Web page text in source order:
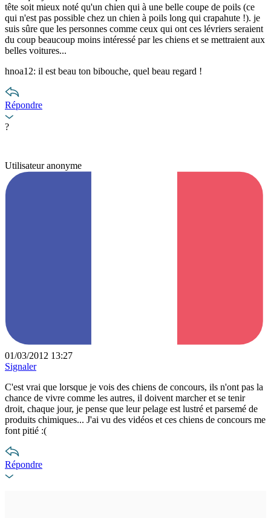
tête soit mieux noté qu'un chien qui à une belle coupe de poils (ce
qui n'est pas possible chez un chien à poils long qui crapahute !). je
suis sûre que les personnes comme ceux qui ont ces lévriers seraient
du coup beaucoup moins intéressé par les chiens et se mettraient aux
belles voitures...
hnoa12: il est beau ton bibouche, quel beau regard !
Répondre
?
Utilisateur anonyme
01/03/2012 13:27
Signaler
C'est vrai que lorsque je vois des chiens de concours, ils n'ont pas la
chance de vivre comme les autres, il doivent marcher et se tenir
droit, chaque jour, je pense que leur pelage est lustré et parsemé de
produits chimiques... J'ai vu des vidéos et ces chiens de concours me
font pitié :(
Répondre